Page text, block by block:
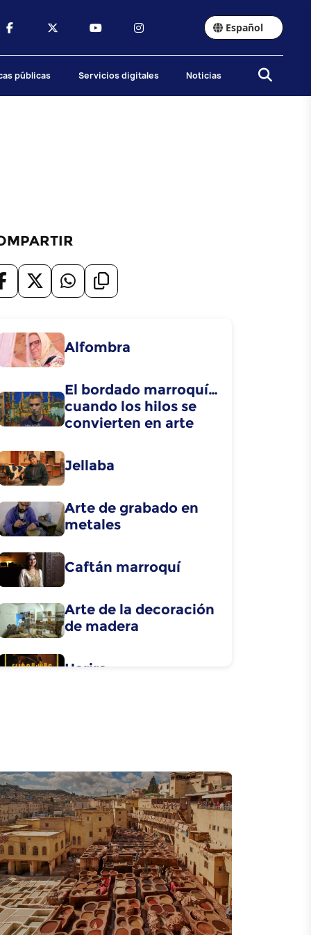
Español
públicas Servicios digitales Noticias
Alfombra
El bordado marroquí…
cuando los hilos se
convierten en arte
Jellaba
Arte de grabado en
metales
Caftán marroquí
Arte de la decoración
de madera
Harira
Caftan
Ahidus